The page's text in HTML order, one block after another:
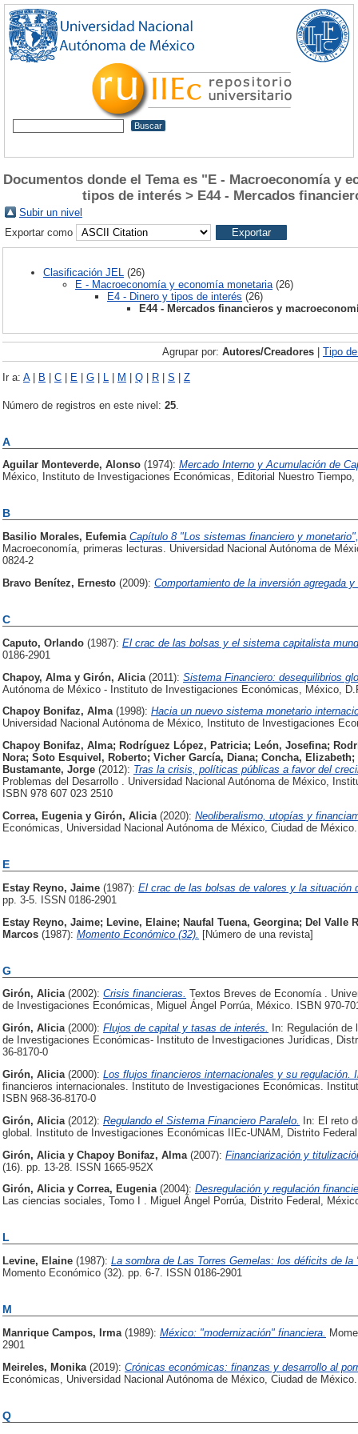
Documentos donde el Tema es "E - Macroeconomía y
tipos de interés > E44 - Mercados
Subir un nivel
Exportar como
Clasificación JEL
(26)
E - Macroeconomía y economía monetaria (26)
E4 - Dinero y tipos de interés (26)
E44 - Mercados financieros y
Agrupar por: Autores/Creadores | Tipo
Ir a: A| B | C | E | G | L | M | Q | R | S | Z
Número de registros en este nivel: 25
A
Aguilar Monteverde, Alonso (1974): Mercado Interno y Acumulación de
México, Instituto de Investigaciones Económicas, Editorial Nuestro
B
Basilio Morales, Eufemia Capítulo 8 "Los sistemas financiero y
Macroeconomía, primeras lecturas. Universidad Nacional Autónoma de
0824-2
Bravo Benítez, Ernesto (2009): Comportamiento de la inversión agregada
C
Caputo, Orlando (1987): El crac de las bolsas y el sistema capitalista
0186-2901
Chapoy, Alma y Girón, Alicia (2011): Sistema Financiero: desequilibrios
Autónoma de México - Instituto de Investigaciones Económicas, México,
Chapoy Bonifaz, Alma (1998): Hacia un nuevo sistema monetario
Universidad Nacional Autónoma de México, Instituto de Investigaciones
Chapoy Bonifaz, Alma; Rodríguez López, Patricia; León, Josefina;
Nora; Soto Esquivel, Roberto; Vicher García, Diana; Concha, Elizabeth;
Bustamante, Jorge (2012): Tras la crisis, políticas públicas a favor del
Problemas del Desarrollo . Universidad Nacional Autónoma de México,
ISBN 978 607 023 2510
Correa, Eugenia y Girón, Alicia (2020): Neoliberalismo, utopías y
Económicas, Universidad Nacional Autónoma de México, Ciudad de
E
Estay Reyno, Jaime (1987): El crac de las bolsas de valores y la situación
pp. 3-5. ISSN 0186-2901
Estay Reyno, Jaime; Levine, Elaine; Naufal Tuena, Georgina; Del Valle
Marcos (1987): Momento Económico (32). [Número de una revista]
G
Girón, Alicia (2002): Crisis financieras. Textos Breves de Economía .
de Investigaciones Económicas, Miguel Ángel Porrúa, México. ISBN 970-
Girón, Alicia (2000): Flujos de capital y tasas de interés.
In: Regulación
de Investigaciones Económicas- Instituto de Investigaciones Jurídicas,
36-8170-0
Girón, Alicia (2000): Los flujos financieros internacionales y su regulación.
financieros internacionales. Instituto de Investigaciones Económicas.
ISBN 968-36-8170-0
Girón, Alicia (2012): Regulando el Sistema Financiero Paralelo.
In: El reto
global. Instituto de Investigaciones Económicas IIEc-UNAM, Distrito
Girón, Alicia y Chapoy Bonifaz, Alma (2007): Financiarización y
(16). pp. 13-28. ISSN 1665-952X
Girón, Aliciay Correa, Eugenia (2004): Desregulación y regulación
Las ciencias sociales, Tomo I . Miguel Ángel Porrúa, Distrito Federal,
L
Levine, Elaine (1987): La sombra de Las Torres Gemelas: los déficits de
Momento Económico (32). pp. 6-7. ISSN 0186-2901
M
Manrique Campos, Irma (1989): México: "modernización" financiera.
2901
Meireles, Monika (2019): Crónicas económicas: finanzas y desarrollo al
Económicas, Universidad Nacional Autónoma de México, Ciudad de
Q